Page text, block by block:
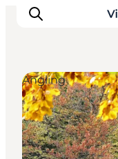
Ispirazioni
Dove andare
Angling